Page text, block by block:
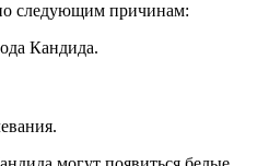
следующим причинам:
Кандида.